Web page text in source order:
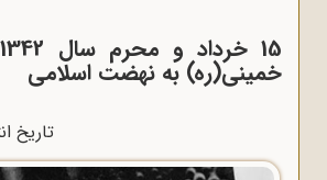
خمینی(ره) به نهضت اسلامی
تاریخ